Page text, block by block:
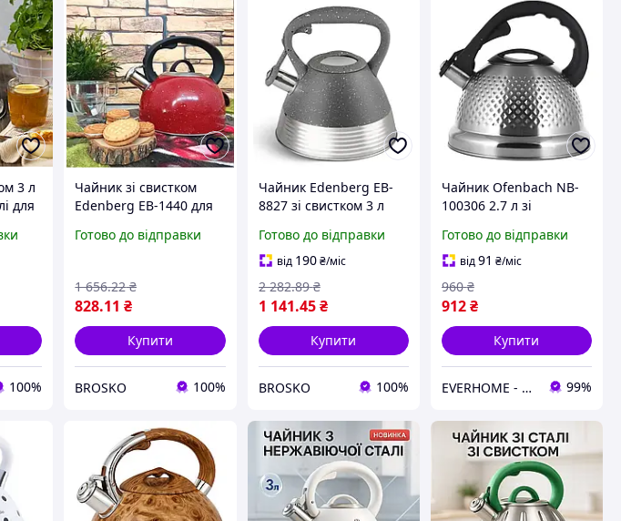
3 л
для
100%
Чайник зі свистком
Edenberg EB-1440 для
неіржавка сталь з
Готово до відправки
828.11 ₴
1 656.22 ₴
Купити
BROSKO 100%
Чайник Edenberg EB-
8827 зі свистком 3 л
сталі з бакелітовою
ручкою
Готово до відправки
від 190 ₴/міс
1 141.45 ₴
2 282.89 ₴
Купити
BROSKO 100%
Чайник Ofenbach NB-
100306 2.7 л зі
нержавіючої сталі з
бакелітовою ручкою
Готово до відправки
від91 ₴/міс
912₴
960 ₴
Купити
EVERHOME - Затишок для дому 99%